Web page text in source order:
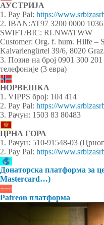
АУСТРИЈА
1. Pay Pal: https://
2. IBAN:AT97 3200 0000
SWIFT/BIC: RLNWATWW
Customer: Org. f. hum. Hilfe –
Kalvariengürtel 39/6, 8020
3. Позив на број 0901 300
телефоније (3 евра)
НОРВЕШКА
1. VIPPS број: 104 414
2. Pay Pal: https://
3. Рачун: 1503 83 80483
ЦРНА ГОРА
1. Рачун: 510-91548-03
2. Pay Pal: https://
Донаторска платформа за
Mastercard…)
Patreon платформа